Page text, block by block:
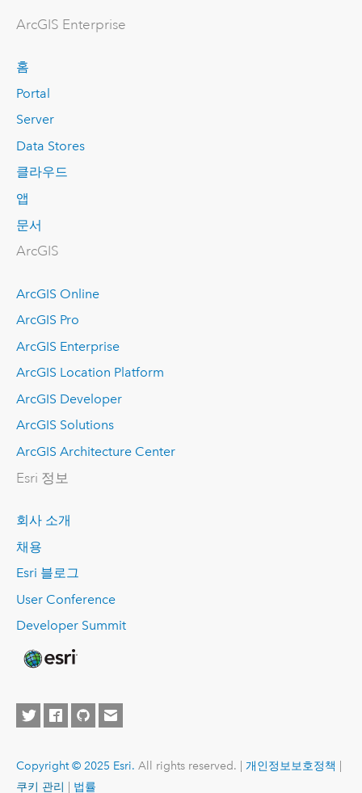
ArcGIS Enterprise
홈
Portal
Server
Data Stores
클라우드
앱
문서
ArcGIS
ArcGIS Online
ArcGIS Pro
ArcGIS Enterprise
ArcGIS Location Platform
ArcGIS Developer
ArcGIS Solutions
ArcGIS Architecture Center
Esri 정보
회사 소개
채용
Esri 블로그
User Conference
Developer Summit
Copyright © 2025 Esri. All rights reserved. | 개인정보보호정책
쿠키 관리
법률